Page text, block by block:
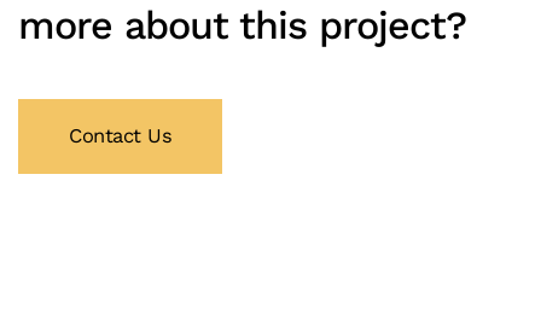
more about this project?
Contact Us